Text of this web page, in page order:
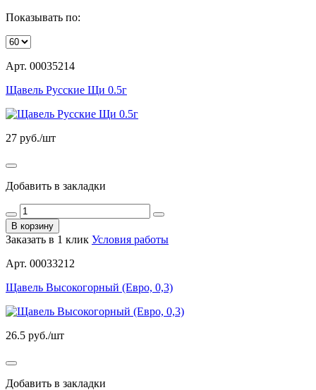
Показывать по:
Арт. 00035214
Щавель Русские Щи 0.5г
27 руб./шт
Добавить в закладки
В корзину
Заказать в 1 клик Условия работы
Арт. 00033212
Щавель Высокогорный (Евро, 0,3)
26.5 руб./шт
Добавить в закладки